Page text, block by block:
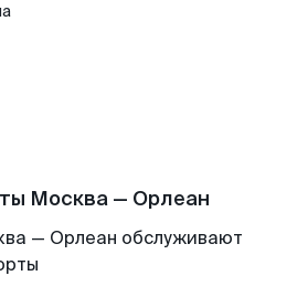
Москва — Орлеан
— Орлеан обслуживают